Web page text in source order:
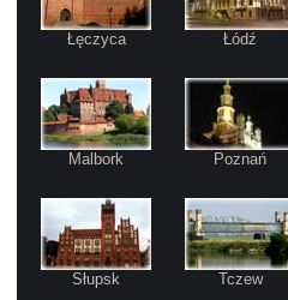
Łęczyca Łódź
Malbork Poznań
Słupsk Tczew